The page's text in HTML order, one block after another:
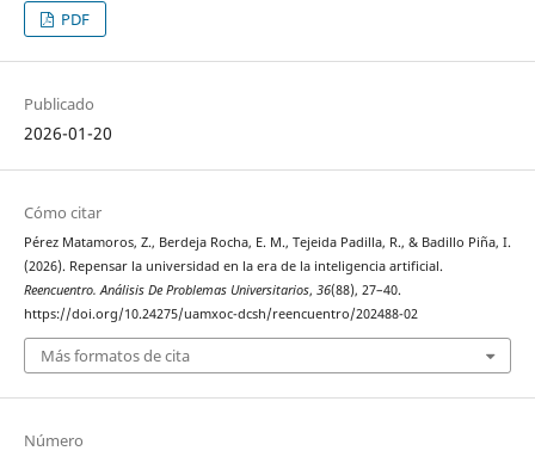
PDF
Publicado
2026-01-20
Cómo citar
Pérez Matamoros, Z., Berdeja Rocha, E. M., Tejeida Padilla, R., & Badillo Piña, I.
(2026). Repensar la universidad en la era de la inteligencia artificial.
Reencuentro. Análisis De Problemas Universitarios, 36(88), 27–40.
https://doi.org/10.24275/uamxoc-dcsh/reencuentro/202488-02
Más formatos de cita
Número